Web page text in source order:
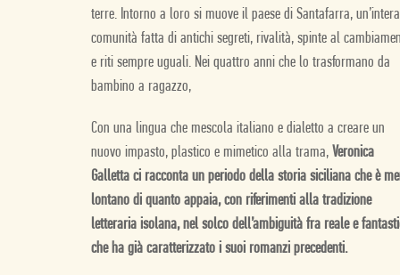
terre. Intorno a loro si muove il paese di Santafarra, un’intera
comunità fatta di antichi segreti, rivalità, spinte al
e riti sempre uguali. Nei quattro anni che lo trasformano da
bambino a ragazzo,
Con una lingua che mescola italiano e dialetto a creare un
nuovo impasto, plastico e mimetico alla trama, Veronica
Galletta ci racconta un periodo della storia siciliana che è
lontano di quanto appaia, con riferimenti alla tradizione
letteraria isolana, nel solco dell’ambiguità fra reale e
che ha già caratterizzato i suoi romanzi precedenti.